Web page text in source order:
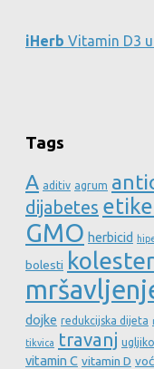
iHerb Vitamin D3
Tags
A aditiv agrum
dijabetes
GMO herbicid
bolesti
dojke redukcijska dijeta
tikvica travanj
vitamin C vitamin D